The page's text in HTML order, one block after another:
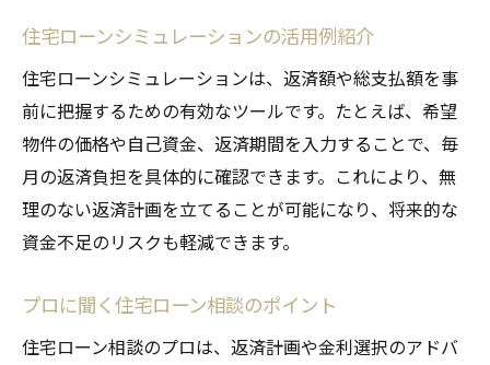
住宅ローンシミュレーションの活用例紹介
住宅ローンシミュレーションは、返済額や総支払額を事
前に把握するための有効なツールです。たとえば、希望
物件の価格や自己資金、返済期間を入力することで、毎
月の返済負担を具体的に確認できます。これにより、無
理のない返済計画を立てることが可能になり、将来的な
資金不足のリスクも軽減できます。
プロに聞く住宅ローン相談のポイント
住宅ローン相談のプロは、返済計画や金利選択のアドバ